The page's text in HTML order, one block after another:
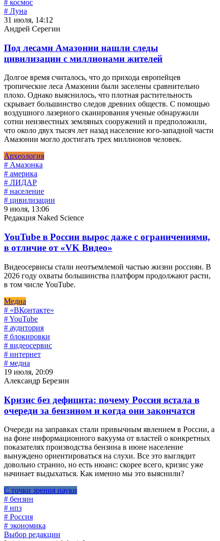
# космос
# Луна
31 июля, 14:12
Андрей Серегин
Под лесами Амазонии нашли следы
цивилизации с миллионами жителей
Долгое время считалось, что до прихода европейцев
тропические леса Амазонии были заселены сравнительно
плохо. Однако выяснилось, что плотная растительность
скрывает большинство следов древних обществ. С помощью
воздушного лазерного сканирования ученые обнаружили
сотни неизвестных земляных сооружений и предположили,
что около двух тысяч лет назад население юго-западной части
Амазонии могло достигать трех миллионов человек.
Археология
# Амазонка
# америка
# ЛИДАР
# население
# цивилизации
9 июля, 13:06
Редакция Naked Science
YouTube в России вырос даже с ограничениями,
в отличие от «VK Видео»
Видеосервисы стали неотъемлемой частью жизни россиян. В
2026 году охваты большинства платформ продолжают расти,
в том числе YouTube.
Медиа
# «ВКонтакте»
# YouTube
# аудитория
# блокировки
# видеосервис
# интернет
# медиа
19 июля, 20:09
Александр Березин
Кризис без дефицита: почему Россия встала в
очереди за бензином и когда они закончатся
Очереди на заправках стали привычным явлением в России, а
на фоне информационного вакуума от властей о конкретных
показателях производства бензина в июне население
вынуждено ориентироваться на слухи. Все это выглядит
довольно странно, но есть нюанс: скорее всего, кризис уже
начинает выдыхаться. Как именно мы это выяснили?
С точки зрения науки
# бензин
# нпз
# Россия
# экономика
Выбор редакции